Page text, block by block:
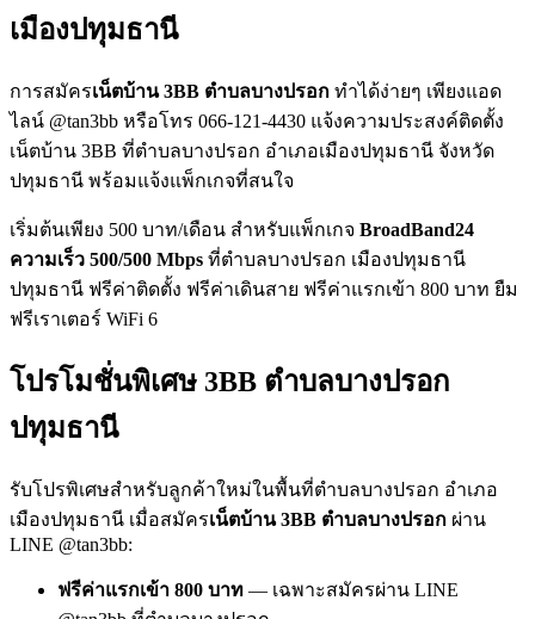
เมืองปทุมธานี
การสมัครเน็ตบ้าน 3BB ตำบลบางปรอก ทำได้ง่ายๆ เพียงแอด
ไลน์ @tan3bb หรือโทร 066-121-4430 แจ้งความประสงค์ติดตั้ง
เน็ตบ้าน 3BB ที่ตำบลบางปรอก อำเภอเมืองปทุมธานี จังหวัด
ปทุมธานี พร้อมแจ้งแพ็กเกจที่สนใจ
เริ่มต้นเพียง 500 บาท/เดือน สำหรับแพ็กเกจ BroadBand24
ความเร็ว 500/500 Mbps ที่ตำบลบางปรอก เมืองปทุมธานี
ปทุมธานี ฟรีค่าติดตั้ง ฟรีค่าเดินสาย ฟรีค่าแรกเข้า 800 บาท ยืม
ฟรีเราเตอร์ WiFi 6
โปรโมชั่นพิเศษ 3BB ตำบลบางปรอก
ปทุมธานี
รับโปรพิเศษสำหรับลูกค้าใหม่ในพื้นที่ตำบลบางปรอก อำเภอ
เมืองปทุมธานี เมื่อสมัครเน็ตบ้าน 3BB ตำบลบางปรอก ผ่าน
LINE @tan3bb:
ฟรีค่าแรกเข้า 800 บาท — เฉพาะสมัครผ่าน LINE